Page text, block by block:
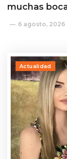
muchas
6 agosto, 2026
Actualidad